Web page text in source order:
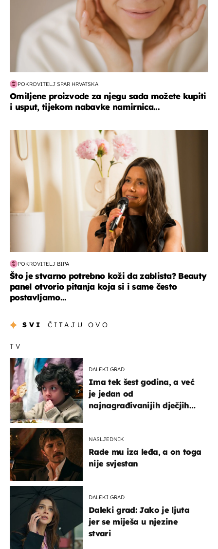
POKROVITELJ SPAR HRVATSKA
Omiljene proizvode za njegu sada možete kupiti
i usput, tijekom nabavke namirnica...
moda & ljepota
POKROVITELJ BIPA
Što je stvarno potrebno koži da zablista? Beauty
panel otvorio pitanja koja si i same često
postavljamo...
SVI ČITAJU OVO
TV
DALEKI GRAD
Ima tek šest godina, a već
je jedan od
najnagrađivanijih dječjih
NASLJEDNIK
Rade mu iza leđa, a on toga
nije svjestan
DALEKI GRAD
Daleki grad: Jako je ljuta
jer se miješa u njezine
stvari